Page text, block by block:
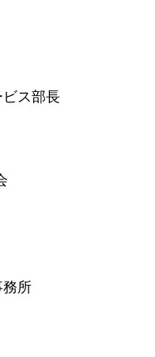
ス部長
所